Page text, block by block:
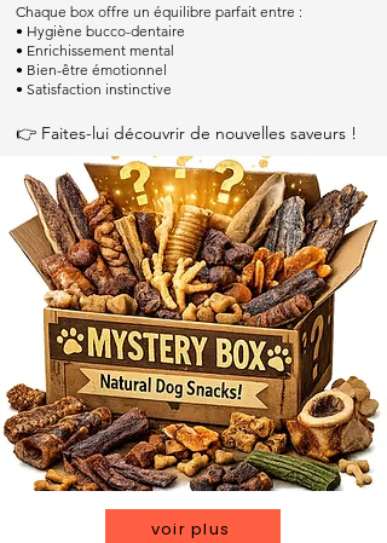
Chaque box offre un équilibre parfait entre :
• Hygiène bucco-dentaire
• Enrichissement mental
• Bien-être émotionnel
• Satisfaction instinctive
👉 Faites-lui découvrir de nouvelles saveurs !
voir plus